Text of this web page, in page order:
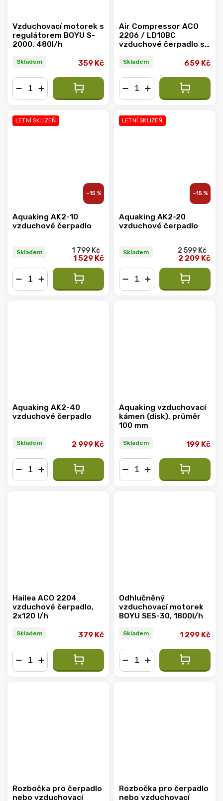
Vzduchovací motorek s
regulátorem BOYU S-
2000, 480l/h
Skladem 359 Kč
Air Compressor ACO
2206 / LD10BC
vzduchové čerpadlo se
Skladem 659 Kč
LETNÍ SKLIZEŇ
–15 %
Aquaking AK2-10
vzduchové čerpadlo
Skladem 1 799 Kč
1 529 Kč
LETNÍ SKLIZEŇ
–15 %
Aquaking AK2-20
vzduchové čerpadlo
Skladem 2 599 Kč
2 209 Kč
Aquaking AK2-40
vzduchové čerpadlo
Skladem 2 999 Kč
Aquaking vzduchovací
kámen (disk), průměr
100 mm
Skladem 199 Kč
Hailea ACO 2204
vzduchové čerpadlo,
2x120 l/h
Skladem 379 Kč
Odhlučněný
vzduchovací motorek
BOYU SES-30, 1800l/h
Skladem 1 299 Kč
Rozbočka pro čerpadlo
nebo vzduchovací
Rozbočka pro čerpadlo
nebo vzduchovací